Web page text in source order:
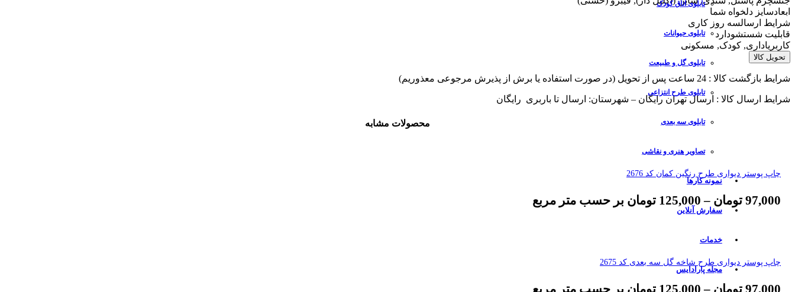
تابلوی اتاق کودک
تابلوی حیوانات
تابلوی گل و طبیعت
تابلوی طرح انتزاعی
تابلوی سه بعدی
تصاویر هنری و نقاشی
نمونه کارها
سفارش آنلاین
خدمات
مجله پارادایس
ابعادسایز دلخواه شما
شرایط ارسالسه روز کاری
قابلیت شستشودارد
کاربریاداری, کودک, مسکونی
تحویل کالا
شرایط بازگشت کالا : 24 ساعت پس از تحویل (در صورت استفاده یا برش از پذیرش مرجوعی معذوریم)
شرایط ارسال کالا : ارسال تهران رایگان – شهرستان: ارسال تا باربری رایگان
محصولات مشابه
چاپ پوستر دیواری طرح رنگین کمان کد 2676
97,000 تومان –
125,000 تومان بر حسب متر مربع
چاپ پوستر دیواری طرح شاخه گل سه بعدی کد 2675
97,000 تومان –
125,000 تومان بر حسب متر مربع